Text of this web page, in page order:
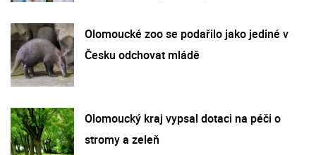
Olomoucké zoo se podařilo jako jediné v
Česku odchovat mládě
Olomoucký kraj vypsal dotaci na péči o
stromy a zeleň